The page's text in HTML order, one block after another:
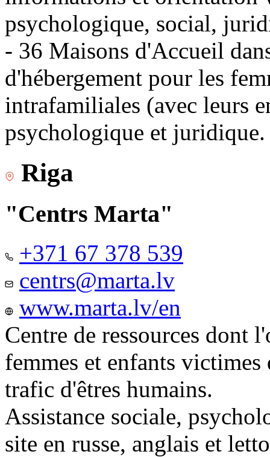
psychologique, social,
- 36 Maisons d'Accueil
d'hébergement pour les
intrafamiliales (avec leurs
psychologique et juridique.
Riga
"Centrs Marta"
+371 67 378 539
centrs@marta.lv
www.marta.lv/en
Centre de ressources dont
femmes et enfants
trafic d'êtres humains.
Assistance sociale,
site en russe, anglais et